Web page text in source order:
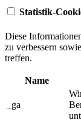
Statistik-
Diese
zu verbessern
treffen.
Name
_ga